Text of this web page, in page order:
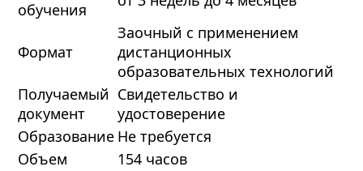
обучения
Формат
Заочный с применением
дистанционных
образовательных технологий
Получаемый
документ
Свидетельство и
удостоверение
Образование Не требуется
Объем
154 часов